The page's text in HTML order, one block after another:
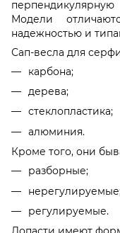
Модели
надежностью и
Сап-весла для
карбона;
дерева;
стеклопластика;
алюминия.
Кроме того, они
разборные;
регулируемые.